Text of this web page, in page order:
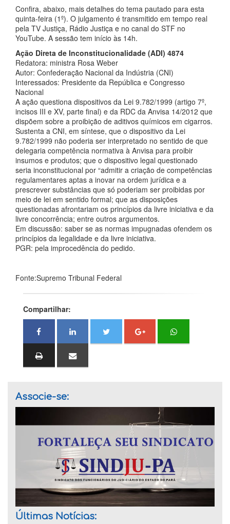
Confira, abaixo, mais detalhes do tema pautado para esta
quinta-feira (1º). O julgamento é transmitido em tempo real
pela TV Justiça, Rádio Justiça e no canal do STF no
YouTube. A sessão tem início às 14h.
Ação Direta de Inconstitucionalidade (ADI) 4874
Redatora: ministra Rosa Weber
Autor: Confederação Nacional da Indústria (CNI)
Interessados: Presidente da República e Congresso
Nacional
A ação questiona dispositivos da Lei 9.782/1999 (artigo 7º,
incisos III e XV, parte final) e da RDC da Anvisa 14/2012 que
dispõem sobre a proibição de aditivos químicos em cigarros.
Sustenta a CNI, em síntese, que o dispositivo da Lei
9.782/1999 não poderia ser interpretado no sentido de que
delegaria competência normativa à Anvisa para proibir
insumos e produtos; que o dispositivo legal questionado
seria inconstitucional por “admitir a criação de competências
regulamentares aptas a inovar na ordem jurídica e a
prescrever substâncias que só poderiam ser proibidas por
meio de lei em sentido formal; que as disposições
questionadas afrontariam os princípios da livre iniciativa e da
livre concorrência; entre outros argumentos.
Em discussão: saber se as normas impugnadas ofendem os
princípios da legalidade e da livre iniciativa.
PGR: pela improcedência do pedido.
Fonte:Supremo Tribunal Federal
Compartilhar:
Associe-se:
Últimas Notícias: